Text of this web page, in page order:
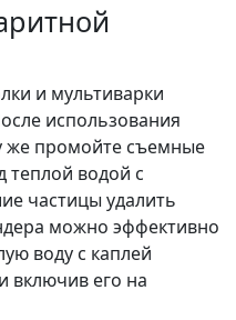
и мультиварки
использования
же промойте съемные
теплой водой с
частицы удалить
можно эффективно
воду с каплей
включив его на